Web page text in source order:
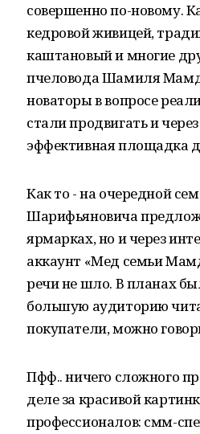
совершенно по-новому.
кедровой живицей,
каштановый и многие
пчеловода Шамиля
новаторы в вопросе
стали продвигать и
эффективная площадка
Как то - на очередной
Шарифьяновича
ярмарках, но и через
аккаунт «Мед семьи
речи не шло. В планах
большую аудиторию
покупатели, можно
Пфф.. ничего сложного
деле за красивой
профессионалов: смм-